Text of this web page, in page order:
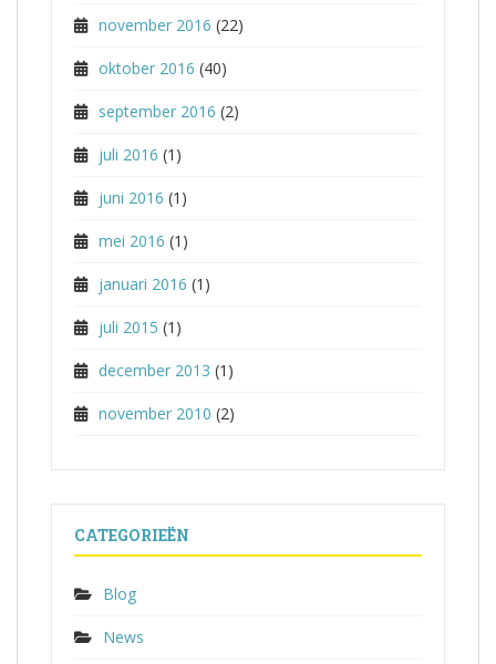
november 2016 (22)
oktober 2016 (40)
september 2016 (2)
juli 2016 (1)
juni 2016 (1)
mei 2016 (1)
januari 2016 (1)
juli 2015 (1)
december 2013 (1)
november 2010 (2)
CATEGORIEËN
Blog
News